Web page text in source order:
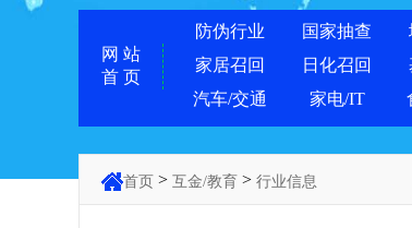
网 站
首 页
防伪行业 国家抽查
家居召回
日化召回
汽车/交通
家电/IT
首页 > 互金/教育 > 行业信息